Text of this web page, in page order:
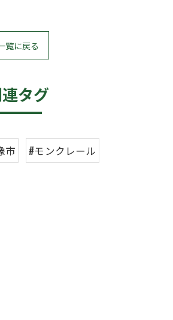
覧に戻る
タグ
市 #モンクレール